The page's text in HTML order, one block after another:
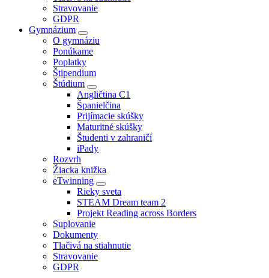
Stravovanie
GDPR
Gymnázium
O gymnáziu
Ponúkame
Poplatky
Štipendium
Štúdium
Angličtina C1
Španielčina
Prijímacie skúšky
Maturitné skúšky
Študenti v zahraničí
iPady
Rozvrh
Žiacka knižka
eTwinning
Rieky sveta
STEAM Dream team 2
Projekt Reading across Borders
Suplovanie
Dokumenty
Tlačivá na stiahnutie
Stravovanie
GDPR